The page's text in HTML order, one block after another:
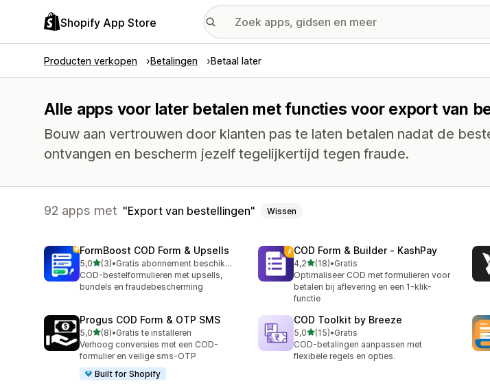
Shopify App Store
Producten verkopen Betalingen Betaal later
Alle apps voor later betalen met functies voor export van
Bouw aan vertrouwen door klanten pas te laten betalen nadat de
ontvangen en bescherm jezelf tegelijkertijd tegen fraude.
92 apps met Export van bestellingen Wissen
FormBoost COD Form & Upsells
5,0van 5 sterren
(3)
3 recensies in totaal
•
Gratis abonnement beschikbaar
COD-bestelformulieren met upsells,
bundels en fraudebescherming
COD Form & Builder ‑ KashPay
4,2van 5 sterren
(18)
18 recensies in totaal
•Gratis
Optimaliseer COD met formulieren voor
betalen bij aflevering en een 1-klik-
functie
Progus COD Form & OTP SMS
5,0van 5 sterren
(8)
8 recensies in totaal
•Gratis te installeren
Verhoog conversies met een COD-
formulier en veilige sms-OTP
Built for Shopify
COD Toolkit by Breeze
5,0van 5 sterren
(15)
15 recensies in totaal
•Gratis
COD-betalingen aanpassen met
flexibele regels en opties.